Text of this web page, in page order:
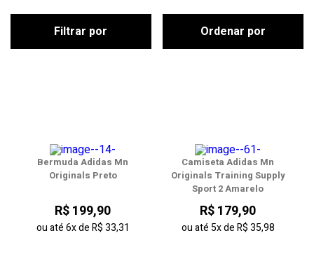
Filtrar por Ordenar por
Bermuda Adidas Mn
Originals Preto
R$ 199,90
ou até6xdeR$ 33,31
Camiseta Adidas Mn
Originals Training Supply
Sport 2 Amarelo
R$ 179,90
ou até5xdeR$ 35,98